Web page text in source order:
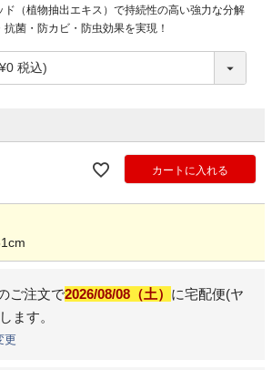
ド（植物抽出エキス）で持続性の高い強力な分解
抗菌・防カビ・防虫効果を実現！
カートに入れる
ご注文で2026/08/08（土） に宅配便(ヤ
ます。
更